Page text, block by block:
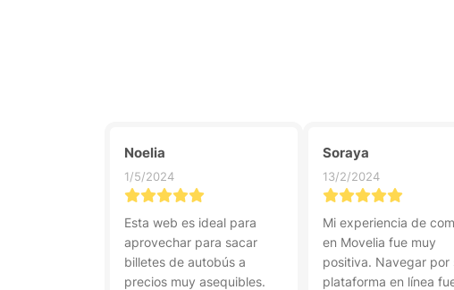
Noelia
1/5/2024
Esta web es ideal para
aprovechar para sacar
billetes de autobús a
precios muy asequibles.
Soraya
13/2/2024
Mi experiencia de
en Movelia fue muy
positiva. Navegar por
plataforma en línea